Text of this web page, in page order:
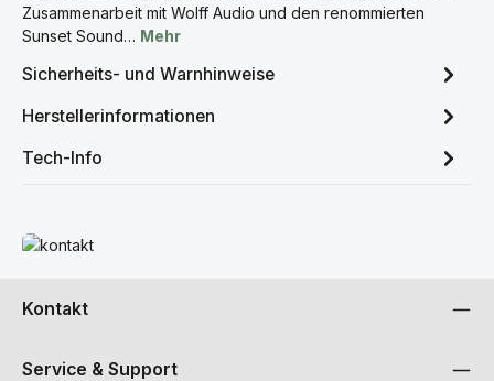
Zusammenarbeit mit Wolff Audio und den renommierten
Sunset Sound… Mehr
Sicherheits- und Warnhinweise
Herstellerinformationen
Tech-Info
Mehr erfahren
Kontakt
Service & Support